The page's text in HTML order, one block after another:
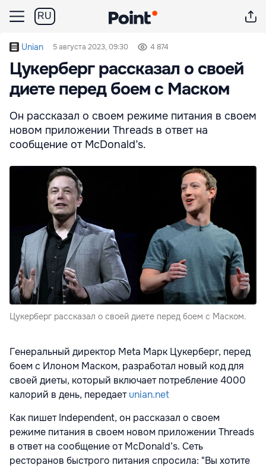
RU
Unian 5 августа 2023, 09:30 4 874
Цукерберг рассказал о своей
диете перед боем с Маском
Он рассказал о своем режиме питания в своем
новом приложении Threads в ответ на
сообщение от McDonald’s.
Цукерберг рассказал о своей диете перед боем с Маском.
Генеральный директор Meta Марк Цукерберг, перед
боем с Илоном Маском, разработал новый код для
своей диеты, который включает потребление 4000
калорий в день, передаетunian.net
Как пишет Independent, он рассказал о своем
режиме питания в своем новом приложении Threads
в ответ на сообщение от McDonald’s. Сеть
ресторанов быстрого питания спросила: "Вы хотите